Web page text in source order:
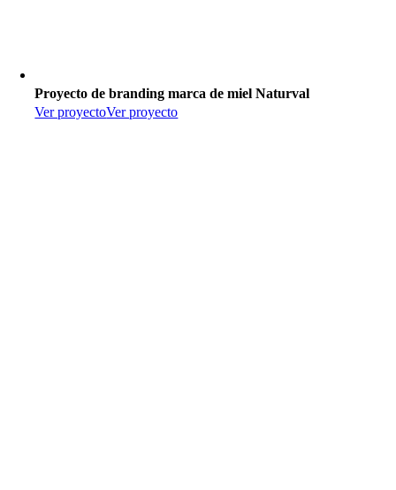
Proyecto de branding marca de miel Naturval
Ver proyectoVer proyecto